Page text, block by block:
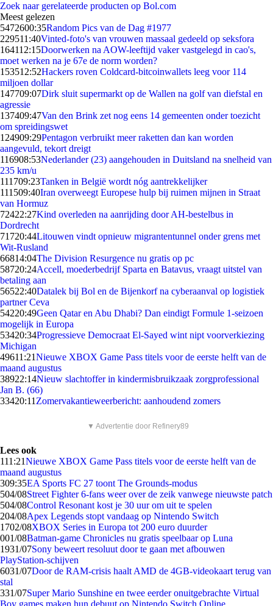
Zoek naar gerelateerde producten op Bol.com
Meest gelezen
5472600:35Random Pics van de Dag #1977
229511:40Vinted-foto's van vrouwen massaal gedeeld op seksfora
164112:15Doorwerken na AOW-leeftijd vaker vastgelegd in cao's,
moet werken na je 67e de norm worden?
153512:52Hackers roven Coldcard-bitcoinwallets leeg voor 114
miljoen dollar
147709:07Dirk sluit supermarkt op de Wallen na golf van diefstal en
agressie
137409:47Van den Brink zet nog eens 14 gemeenten onder toezicht
om spreidingswet
124909:29Pentagon verbruikt meer raketten dan kan worden
aangevuld, tekort dreigt
116908:53Nederlander (23) aangehouden in Duitsland na snelheid van
235 km/u
111709:23Tanken in België wordt nóg aantrekkelijker
111509:40Iran overweegt Europese hulp bij ruimen mijnen in Straat
van Hormuz
72422:27Kind overleden na aanrijding door AH-bestelbus in
Dordrecht
71720:44Litouwen vindt opnieuw migrantentunnel onder grens met
Wit-Rusland
66814:04The Division Resurgence nu gratis op pc
58720:24Accell, moederbedrijf Sparta en Batavus, vraagt uitstel van
betaling aan
56522:40Datalek bij Bol en de Bijenkorf na cyberaanval op logistiek
partner Ceva
54220:49Geen Qatar en Abu Dhabi? Dan eindigt Formule 1-seizoen
mogelijk in Europa
53420:34Progressieve Democraat El-Sayed wint nipt voorverkiezing
Michigan
49611:21Nieuwe XBOX Game Pass titels voor de eerste helft van de
maand augustus
38922:14Nieuw slachtoffer in kindermisbruikzaak zorgprofessional
Jan B. (66)
33420:11 Zomervakantieweerbericht: aanhoudend zomers
▼ Advertentie door Refinery89
Lees ook
111:21Nieuwe XBOX Game Pass titels voor de eerste helft van de
maand augustus
309:35EA Sports FC 27 toont The Grounds-modus
504/08Street Fighter 6-fans weer over de zeik vanwege nieuwste patch
504/08Control Resonant kost je 30 uur om uit te spelen
204/08Apex Legends stopt vandaag op Nintendo Switch
1702/08XBOX Series in Europa tot 200 euro duurder
001/08Batman-game Chronicles nu gratis speelbaar op Luna
1931/07Sony beweert resoluut door te gaan met afbouwen
PlayStation-schijven
6031/07Door de RAM-crisis haalt AMD de 4GB-videokaart terug van
stal
331/07Super Mario Sunshine en twee eerder onuitgebrachte Virtual
Boy games maken hun debuut op Nintendo Switch Online